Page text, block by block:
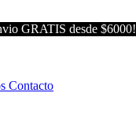
GRATIS desde $6000!
Contacto